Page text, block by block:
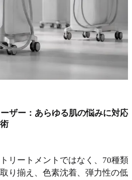
ザー：あらゆる肌の悩みに対応
リートメントではなく、70種類
り揃え、色素沈着、弾力性の低